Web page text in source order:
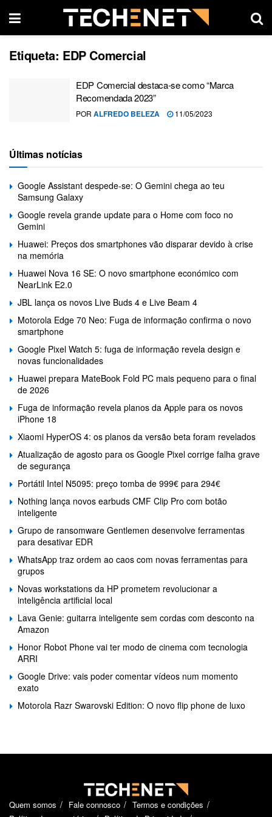
Etiqueta: EDP Comercial
EDP Comercial destaca-se como “Marca
Recomendada 2023”
POR ALFREDO BELEZA 11/05/2023
Últimas notícias
Google Assistant despede-se: O Gemini chega ao teu
Samsung Galaxy
Google revela grande update para o Home com foco no
Gemini
Huawei: Preços dos smartphones vão disparar devido à crise
na memória
Huawei Nova 16 SE: O novo smartphone económico com
NearLink E2.0
JBL lança os novos Live Buds 4 e Live Beam 4
Motorola Edge 70 Neo: Fuga de informação confirma o novo
smartphone
Google Pixel Watch 5: fuga de informação revela design e
novas funcionalidades
Huawei prepara MateBook Fold PC mais pequeno para o final
de 2026
Fuga de informação revela planos da Apple para os novos
iPhone 18
Xiaomi HyperOS 4: os planos da versão beta foram revelados
Atualização de agosto para os Google Pixel corrige falha grave
de segurança
Portátil Intel N5095: preço tomba de 999€ para 294€
Nothing lança novos earbuds CMF Clip Pro com botão
inteligente
Grupo de ransomware Gentlemen desenvolve ferramentas
para desativar EDR
WhatsApp traz ordem ao caos com novas ferramentas para
grupos
Novas workstations da HP prometem revolucionar a
inteligência artificial local
Lava Genie: guitarra inteligente sem cordas com desconto na
Amazon
Honor Robot Phone vai ter modo de cinema com tecnologia
ARRI
Google Drive: vais poder comentar vídeos num momento
exato
Motorola Razr Swarovski Edition: O novo flip phone de luxo
Quem somos Fale connosco
Termos e condições